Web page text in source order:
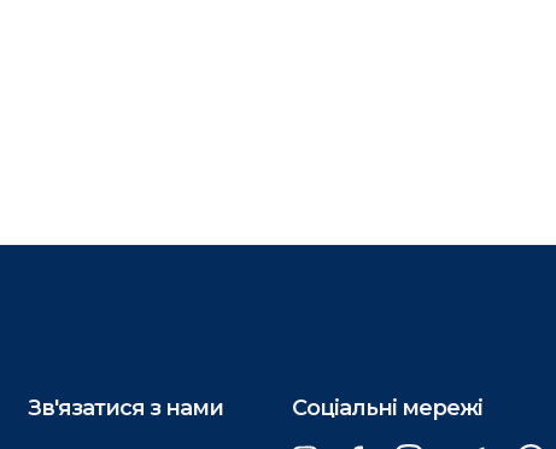
Зв'язатися з нами Соціальні мережі